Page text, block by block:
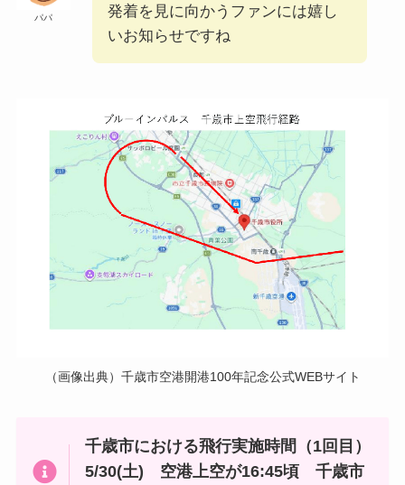
パパ
発着を見に向かうファンには嬉し
いお知らせですね
（画像出典）千歳市空港開港100年記念公式WEBサイト
千歳市における飛行実施時間（1回目）
5/30(土) 空港上空が16:45頃 千歳市